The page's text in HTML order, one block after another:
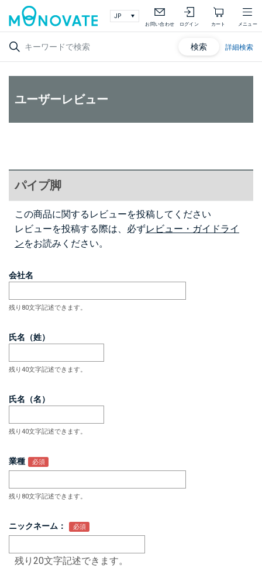
お問い合わせ ログイン カート メニュー
検索 詳細検索
ユーザーレビュー
パイプ脚
この商品に関するレビューを投稿してください
レビューを投稿する際は、必ずレビュー・ガイドライ
ンをお読みください。
会社名
残り80文字記述できます。
氏名（姓）
残り40文字記述できます。
氏名（名）
残り40文字記述できます。
業種
残り80文字記述できます。
ニックネーム：
残り20文字記述できます。